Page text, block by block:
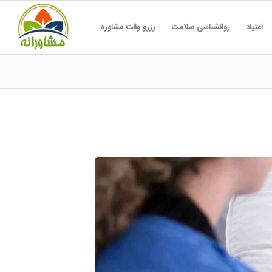
اعتیاد روانشناسی سلامت رزرو وقت مشاوره